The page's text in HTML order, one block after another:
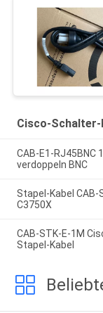
Cisco-Schalter-
CAB-E1-RJ45BNC
verdoppeln BNC
Stapel-Kabel
C3750X
CAB-STK-E-1M
Stapel-Kabel